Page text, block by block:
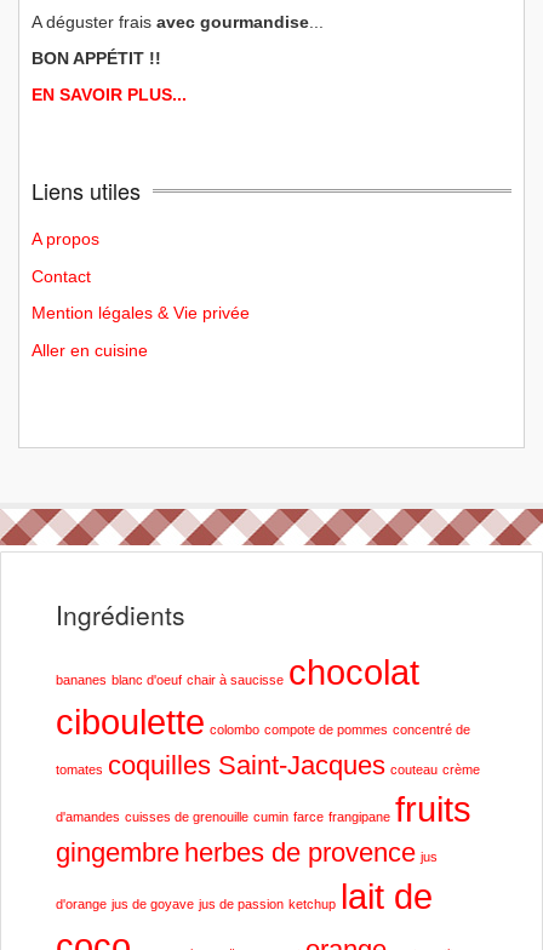
A déguster frais avec gourmandise
BON APPÉTIT !!
EN SAVOIR PLUS...
Liens utiles
A propos
Contact
Mention légales & Vie privée
Aller en cuisine
Ingrédients
bananes blanc d'oeuf chair à saucisse chocolat
ciboulette colombo compote de pommes concentré de
tomates coquilles Saint-Jacques couteau crème
d'amandes cuisses de grenouille cumin farce frangipane fruits
gingembre herbes de provence jus
d'orange jus de goyave jus de passion ketchup lait de